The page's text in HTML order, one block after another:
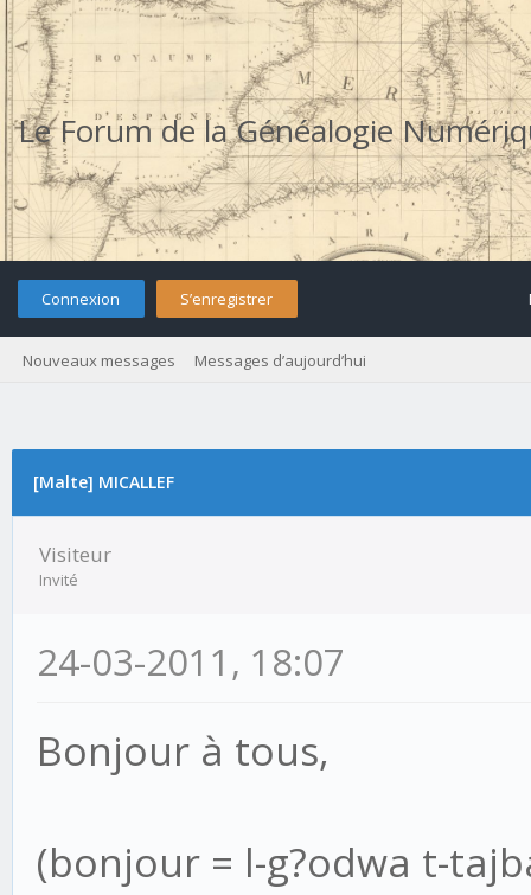
Le Forum de la Généalogie
Connexion S’enregistrer
Nouveaux messages Messages d’aujourd’hui
[Malte] MICALLEF
Visiteur
Invité
24-03-2011, 18:07
Bonjour à tous,
(bonjour = l-g?odwa t-